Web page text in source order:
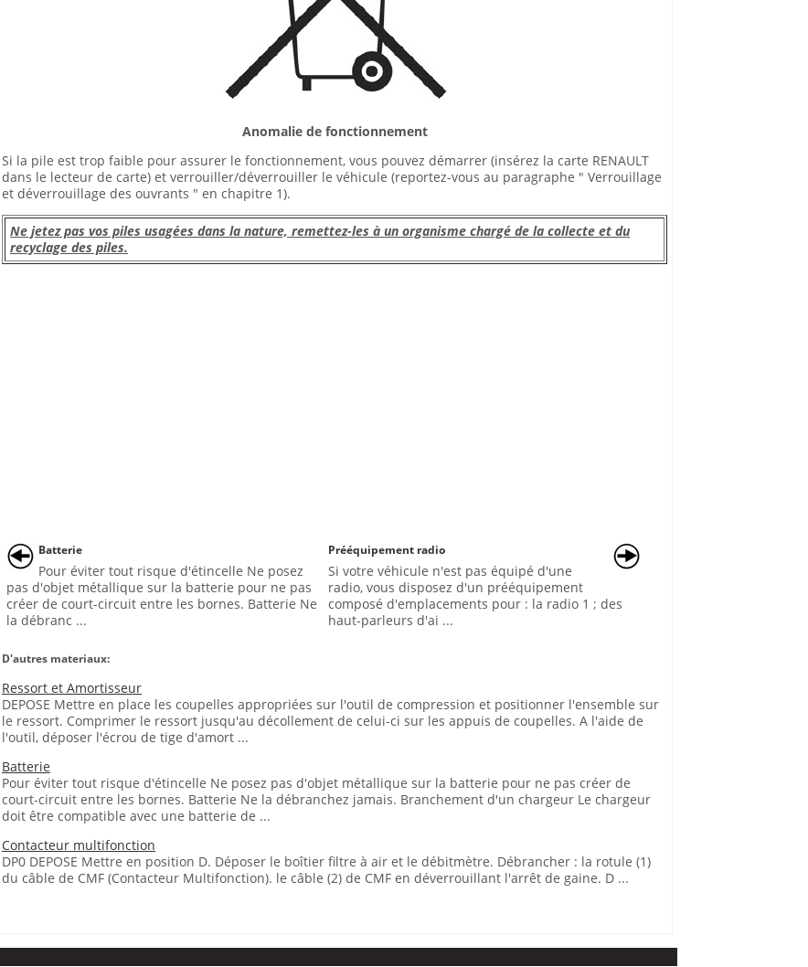
Anomalie de fonctionnement
Si la pile est trop faible pour assurer le fonctionnement, vous pouvez démarrer (insérez la carte RENAULT
dans le lecteur de carte) et verrouiller/déverrouiller le véhicule (reportez-vous au paragraphe " Verrouillage
et déverrouillage des ouvrants " en chapitre 1).
Ne jetez pas vos piles usagées dans la nature, remettez-les à un organisme chargé de la collecte et du
recyclage des piles.
Batterie
Pour éviter tout risque d'étincelle Ne posez
pas d'objet métallique sur la batterie pour ne pas
créer de court-circuit entre les bornes. Batterie Ne
la débranc ...
Prééquipement radio
Si votre véhicule n'est pas équipé d'une
radio, vous disposez d'un prééquipement
composé d'emplacements pour : la radio 1 ; des
haut-parleurs d'ai ...
D'autres materiaux:
Ressort et Amortisseur
DEPOSE Mettre en place les coupelles appropriées sur l'outil de compression et positionner l'ensemble sur
le ressort. Comprimer le ressort jusqu'au décollement de celui-ci sur les appuis de coupelles. A l'aide de
l'outil, déposer l'écrou de tige d'amort ...
Batterie
Pour éviter tout risque d'étincelle Ne posez pas d'objet métallique sur la batterie pour ne pas créer de
court-circuit entre les bornes. Batterie Ne la débranchez jamais. Branchement d'un chargeur Le chargeur
doit être compatible avec une batterie de ...
Contacteur multifonction
DP0 DEPOSE Mettre en position D. Déposer le boîtier filtre à air et le débitmètre. Débrancher : la rotule (1)
du câble de CMF (Contacteur Multifonction). le câble (2) de CMF en déverrouillant l'arrêt de gaine. D ...